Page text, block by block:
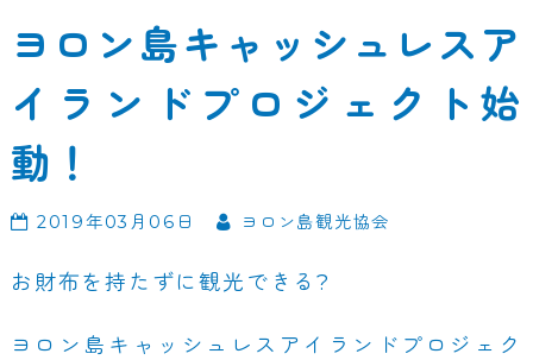
ヨロン島キャッシュレスア
イランドプロジェクト始
動！
2019年03月06日 ヨロン島観光協会
お財布を持たずに観光できる?
ヨロン島キャッシュレスアイランドプロジェク